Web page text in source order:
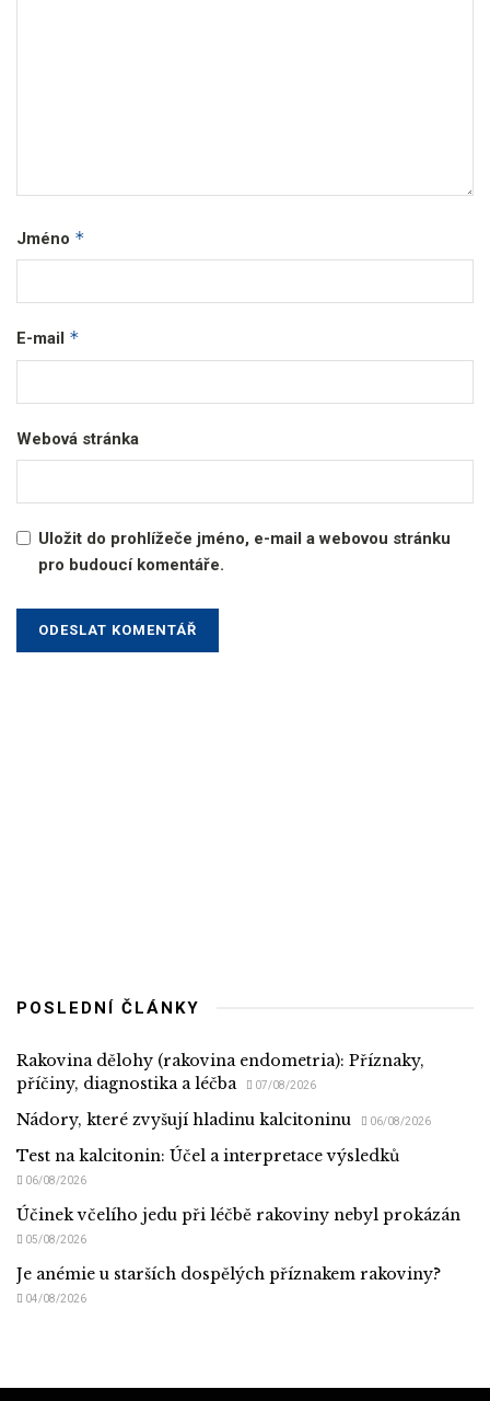
Jméno *
E-mail *
Webová stránka
Uložit do prohlížeče jméno, e-mail a webovou stránku
pro budoucí komentáře.
POSLEDNÍ ČLÁNKY
Rakovina dělohy (rakovina endometria): Příznaky,
příčiny, diagnostika a léčba
07/08/2026
Nádory, které zvyšují hladinu kalcitoninu 06/08/2026
Test na kalcitonin: Účel a interpretace výsledků
06/08/2026
Účinek včelího jedu při léčbě rakoviny nebyl prokázán
05/08/2026
Je anémie u starších dospělých příznakem rakoviny?
04/08/2026